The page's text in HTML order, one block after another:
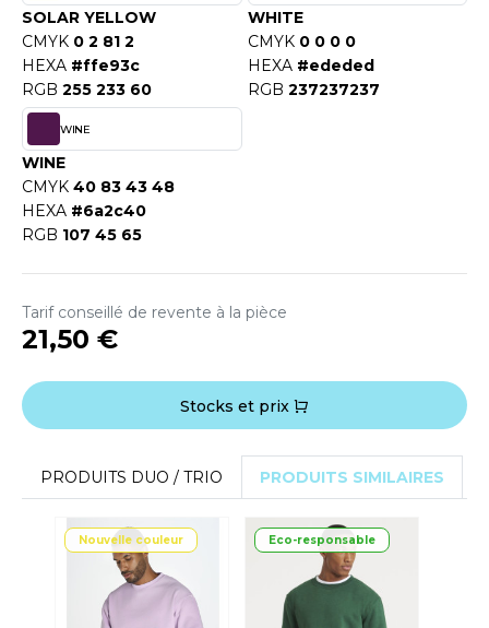
SOLAR YELLOW
CMYK 0 2 81 2
HEXA #ffe93c
RGB 255 233 60
WHITE
CMYK 0 0 0 0
HEXA #ededed
RGB 237237237
WINE
WINE
CMYK 40 83 43 48
HEXA #6a2c40
RGB 107 45 65
Tarif conseillé de revente à la pièce
21,50 €
Stocks et prix
PRODUITS DUO / TRIO PRODUITS SIMILAIRES
Nouvelle couleur Eco-responsable